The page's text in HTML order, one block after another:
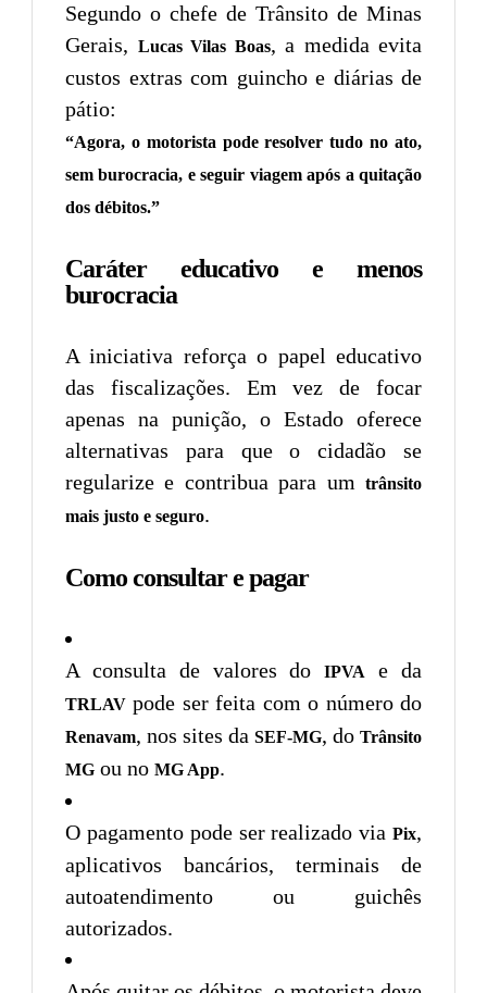
Segundo o chefe de Trânsito de Minas
Gerais, Lucas Vilas Boas, a medida evita
custos extras com guincho e diárias de
pátio:
“Agora, o motorista pode resolver tudo no ato,
sem burocracia, e seguir viagem após a quitação
dos débitos.”
Caráter educativo e menos
burocracia
A iniciativa reforça o papel educativo
das fiscalizações. Em vez de focar
apenas na punição, o Estado oferece
alternativas para que o cidadão se
regularize e contribua para um
trânsito
mais justo e seguro.
Como consultar e pagar
A consulta de valores doIPVA e da
TRLAV pode ser feita com o número do
Renavam, nos sites da SEF-MG, do Trânsito
MG ou no MG App.
O pagamento pode ser realizado via Pix,
aplicativos bancários, terminais de
autoatendimento ou guichês
autorizados.